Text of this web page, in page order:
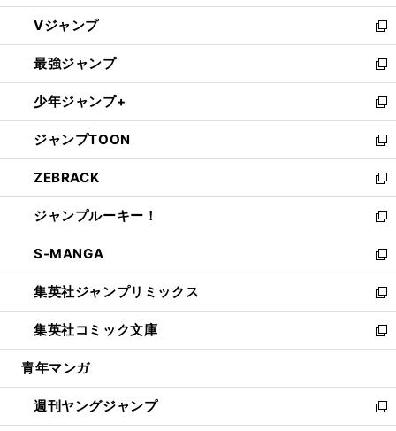
ウ
ィ
ン
ド
ウ
で
開
く
し
い
ウ
ィ
ン
ド
ウ
で
開
く
Vジャンプ
新
し
い
ウ
ィ
ン
ド
ウ
で
開
く
最強ジャンプ
新
し
い
ウ
ィ
ン
ド
ウ
で
開
く
少年ジャンプ+
新
し
い
ウ
ィ
ン
ド
ウ
で
開
く
ジャンプTOON
新
し
い
ウ
ィ
ン
ド
ウ
で
開
く
ZEBRACK
新
し
い
ウ
ィ
ン
ド
ウ
で
開
ジャンプルーキー！
新
し
い
ウ
ィ
ン
ド
ウ
開
く
S-MANGA
新
し
い
ウ
ィ
ン
ウ
で
開
集英社ジャンプリミックス
新
し
い
ウ
ン
ド
ウ
集英社コミック文庫
新
し
ウ
ィ
ン
青年マンガ
週刊ヤングジャンプ
新